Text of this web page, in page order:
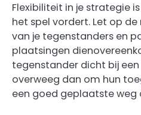
Flexibiliteit in je strategie
het spel vordert. Let op
van je tegenstanders en
plaatsingen
tegenstander dicht bij
overweeg dan om hun
een goed geplaatste weg